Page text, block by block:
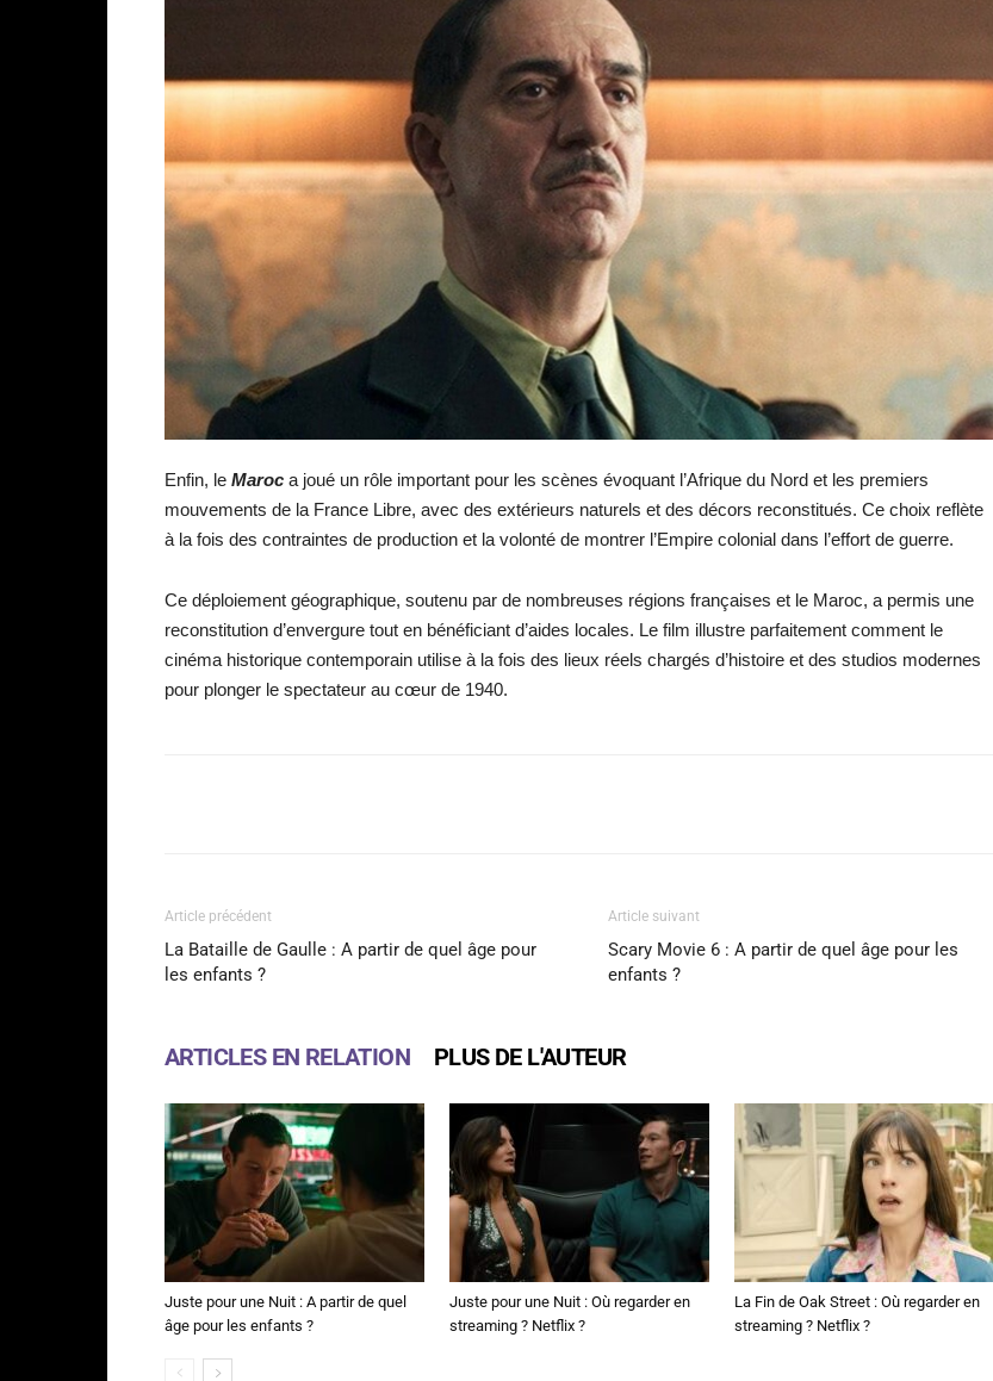
Enfin, le Maroc a joué un rôle important pour les scènes évoquant l’Afrique du Nord et les premiers
mouvements de la France Libre, avec des extérieurs naturels et des décors reconstitués. Ce choix reflète
à la fois des contraintes de production et la volonté de montrer l’Empire colonial dans l’effort de guerre.
Ce déploiement géographique, soutenu par de nombreuses régions françaises et le Maroc, a permis une
reconstitution d’envergure tout en bénéficiant d’aides locales. Le film illustre parfaitement comment le
cinéma historique contemporain utilise à la fois des lieux réels chargés d’histoire et des studios modernes
pour plonger le spectateur au cœur de 1940.
Article précédent
La Bataille de Gaulle : A partir de quel âge pour
les enfants ?
Article suivant
Scary Movie 6 : A partir de quel âge pour les
enfants ?
ARTICLES EN RELATION PLUS DE L'AUTEUR
Juste pour une Nuit : A partir de quel
âge pour les enfants ?
Juste pour une Nuit : Où regarder en
streaming ? Netflix ?
La Fin de Oak Street : Où regarder en
streaming ? Netflix ?